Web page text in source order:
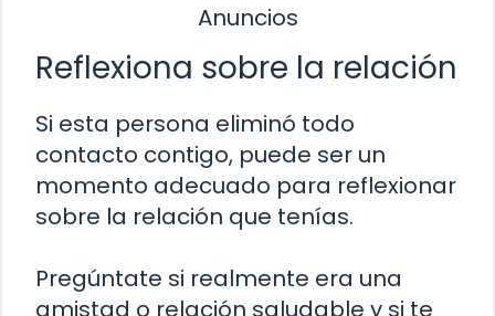
Anuncios
Reflexiona sobre la relación
Si esta persona eliminó todo
contacto contigo, puede ser un
momento adecuado para reflexionar
sobre la relación que tenías.
Pregúntate si realmente era una
amistad o relación saludable y si te